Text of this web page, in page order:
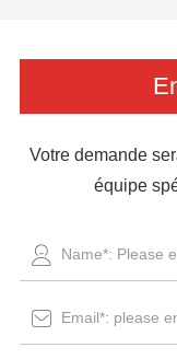
Votre demande
équipe